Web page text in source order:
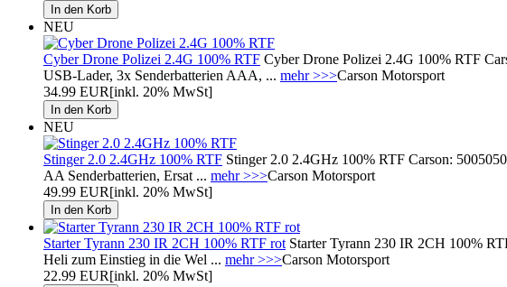
NEU
Cyber Drone Polizei 2.4G 100% RTF Cyber Drone Polizei 2.4G 100% RTF
USB-Lader, 3x Senderbatterien AAA, ... mehr >>>Carson Motorsport
34.99 EUR[inkl. 20% MwSt]
NEU
Stinger 2.0 2.4GHz 100% RTF Stinger 2.0 2.4GHz 100% RTF Carson:
AA Senderbatterien, Ersat ... mehr >>>Carson Motorsport
49.99 EUR[inkl. 20% MwSt]
Starter Tyrann 230 IR 2CH 100% RTF rot Starter Tyrann 230 IR 2CH 100%
Heli zum Einstieg in die Wel ... mehr >>>Carson Motorsport
22.99 EUR[inkl. 20% MwSt]